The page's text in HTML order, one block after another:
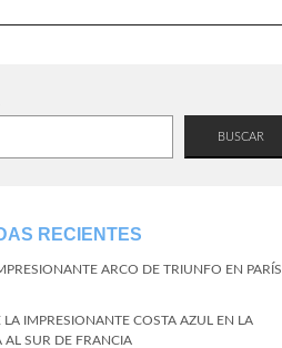
BUSCAR
RECIENTES
ARCO DE TRIUNFO EN PARÍS,
LA IMPRESIONANTE COSTA AZUL EN LA
AL SUR DE FRANCIA